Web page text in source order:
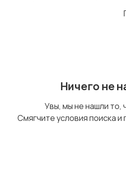
стабилизаторыНичего не
Увы, мы не нашли то,
Смягчите условия поиска